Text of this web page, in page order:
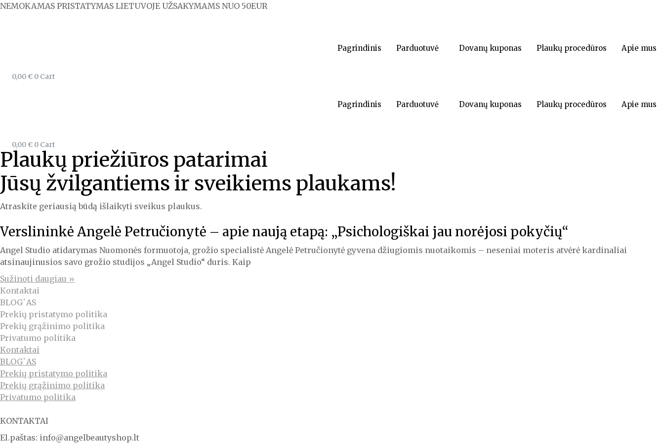
NEMOKAMAS PRISTATYMAS LIETUVOJE UŽSAKYMAMS NUO 50EUR
Pagrindinis Parduotuvė Dovanų kuponas Plaukų procedūros Apie mus
0,00€ 0 Cart
Pagrindinis Parduotuvė Dovanų kuponas Plaukų procedūros Apie mus
0,00€ 0 Cart
Plaukų priežiūros patarimai
Jūsų žvilgantiems ir sveikiems plaukams!
Atraskite geriausią būdą išlaikyti sveikus plaukus.
Verslininkė Angelė Petručionytė – apie naują etapą: „Psichologiškai jau norėjosi pokyčių“
Angel Studio atidarymas Nuomonės formuotoja, grožio specialistė Angelė Petručionytė gyvena džiugiomis nuotaikomis – neseniai moteris atvėrė kardinaliai
atsinaujinusios savo grožio studijos „Angel Studio“ duris. Kaip
Sužinoti daugiau »
Kontaktai
BLOG`AS
Prekių pristatymo politika
Prekių grąžinimo politika
Privatumo politika
Kontaktai
BLOG`AS
Prekių pristatymo politika
Prekių grąžinimo politika
Privatumo politika
KONTAKTAI
El.paštas: info@angelbeautyshop.lt